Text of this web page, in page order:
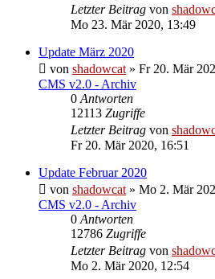
Letzter Beitrag von
Mo 23. Mär 2020, 13:49
Update März 2020
von shadowcat » Fr 20. Mär
CMS v2.0 - Archiv
0 Antworten
12113 Zugriffe
Letzter Beitrag von
Fr 20. Mär 2020, 16:51
Update Februar 2020
von shadowcat » Mo 2. Mär
CMS v2.0 - Archiv
0 Antworten
12786 Zugriffe
Letzter Beitrag von
Mo 2. Mär 2020, 12:54